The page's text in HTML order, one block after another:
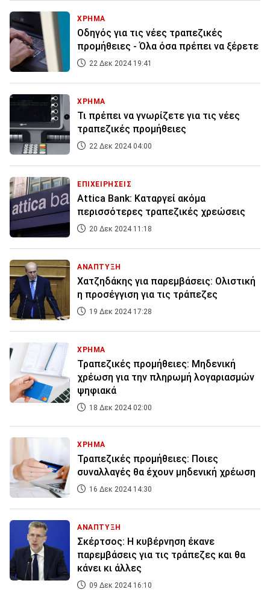
ΧΡΗΜΑ
Οδηγός για τις νέες τραπεζικές
προμήθειες - Όλα όσα πρέπει να ξέρετε
22 Δεκ 2024 19:41
ΧΡΗΜΑ
Τι πρέπει να γνωρίζετε για τις νέες
τραπεζικές προμήθειες
22 Δεκ 2024 04:00
ΕΠΙΧΕΙΡΗΣΕΙΣ
Attica Bank: Καταργεί ακόμα
περισσότερες τραπεζικές χρεώσεις
20 Δεκ 2024 11:18
ΑΝΑΠΤΥΞΗ
Χατζηδάκης για παρεμβάσεις: Ολιστική
η προσέγγιση για τις τράπεζες
19 Δεκ 2024 17:28
ΧΡΗΜΑ
Τραπεζικές προμήθειες: Μηδενική
χρέωση για την πληρωμή λογαριασμών
ψηφιακά
18 Δεκ 2024 02:00
ΧΡΗΜΑ
Τραπεζικές προμήθειες: Ποιες
συναλλαγές θα έχουν μηδενική χρέωση
16 Δεκ 2024 14:30
ΑΝΑΠΤΥΞΗ
Σκέρτσος: Η κυβέρνηση έκανε
παρεμβάσεις για τις τράπεζες και θα
κάνει κι άλλες
09 Δεκ 2024 16:10